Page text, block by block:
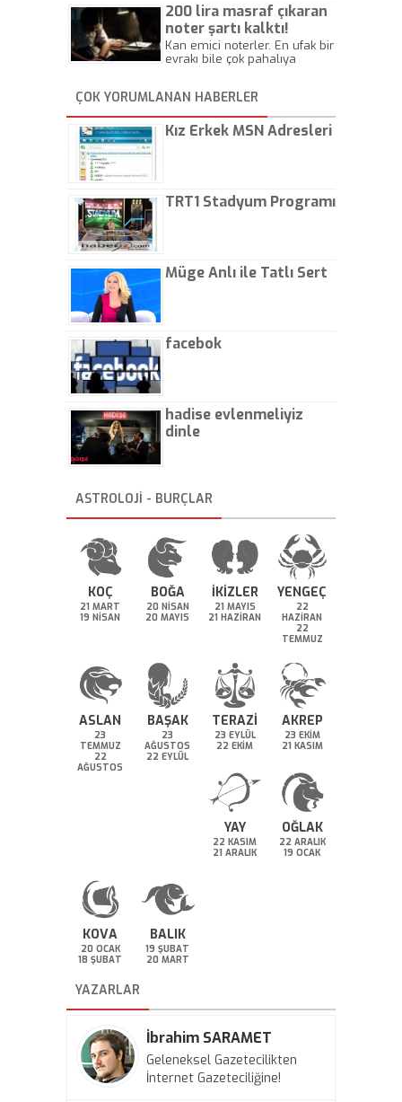
200 lira masraf çıkaran
noter şartı kalktı!
Kan emici noterler. En ufak bir
evrakı bile çok pahalıya
kaptırıyorsunuz. - Kayhan
Gezenti
ÇOK YORUMLANAN HABERLER
Kız Erkek MSN Adresleri
TRT1 Stadyum Programı
Müge Anlı ile Tatlı Sert
facebok
hadise evlenmeliyiz
dinle
ASTROLOJİ - BURÇLAR
KOÇ
21 MART
19 NİSAN
BOĞA
20 NİSAN
20 MAYIS
İKİZLER
21 MAYIS
21 HAZİRAN
YENGEÇ
22
HAZİRAN
22
TEMMUZ
ASLAN
23
TEMMUZ
22
AĞUSTOS
BAŞAK
23
AĞUSTOS
22 EYLÜL
TERAZİ
23 EYLÜL
22 EKİM
AKREP
23 EKİM
21 KASIM
YAY
22 KASIM
21 ARALIK
OĞLAK
22 ARALIK
19 OCAK
KOVA
20 OCAK
18 ŞUBAT
BALIK
19 ŞUBAT
20 MART
YAZARLAR
İbrahim SARAMET
Geleneksel Gazetecilikten
İnternet Gazeteciliğine!